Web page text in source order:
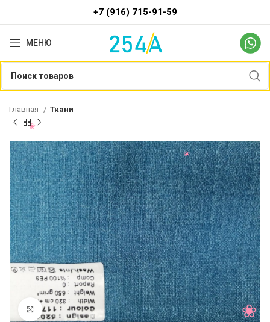
+7 (916) 715-91-59
МЕНЮ
Главная Ткани
Нажмите, чтобы увеличить